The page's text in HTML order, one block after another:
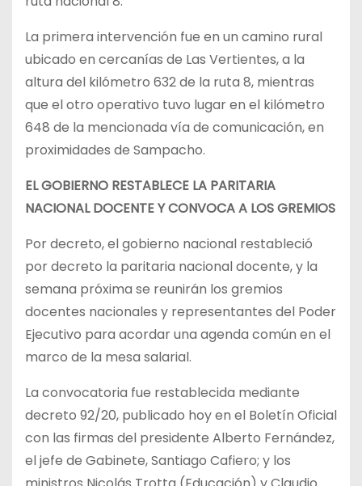
La primera intervención fue en un camino rural
ubicado en cercanías de Las Vertientes, a la
altura del kilómetro 632 de la ruta 8, mientras
que el otro operativo tuvo lugar en el kilómetro
648 de la mencionada vía de comunicación, en
proximidades de Sampacho.
EL GOBIERNO RESTABLECE LA PARITARIA
NACIONAL DOCENTE Y CONVOCA A LOS GREMIOS
Por decreto, el gobierno nacional restableció
por decreto la paritaria nacional docente, y la
semana próxima se reunirán los gremios
docentes nacionales y representantes del Poder
Ejecutivo para acordar una agenda común en el
marco de la mesa salarial.
La convocatoria fue restablecida mediante
decreto 92/20, publicado hoy en el Boletín Oficial
con las firmas del presidente Alberto Fernández,
el jefe de Gabinete, Santiago Cafiero; y los